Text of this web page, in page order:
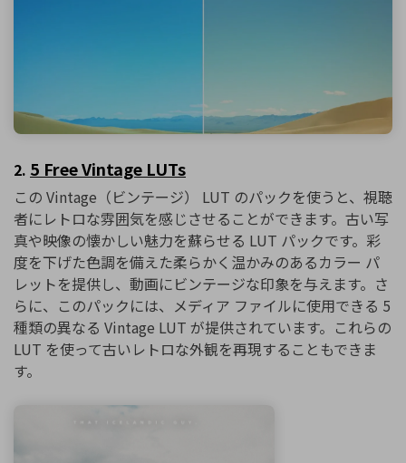
2. 5 Free Vintage LUTs
この Vintage（ビンテージ） LUT のパックを使うと、視聴
者にレトロな雰囲気を感じさせることができます。古い写
真や映像の懐かしい魅力を蘇らせる LUT パックです。彩
度を下げた色調を備えた柔らかく温かみのあるカラー パ
レットを提供し、動画にビンテージな印象を与えます。さ
らに、このパックには、メディア ファイルに使用できる 5
種類の異なる Vintage LUT が提供されています。これらの
LUT を使って古いレトロな外観を再現することもできま
す。